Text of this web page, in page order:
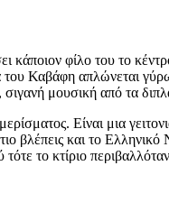
κάποιον φίλο του το
Καβάφη απλώνεται
μουσική από τα
Είναι μια
βλέπεις και το
το κτίριο